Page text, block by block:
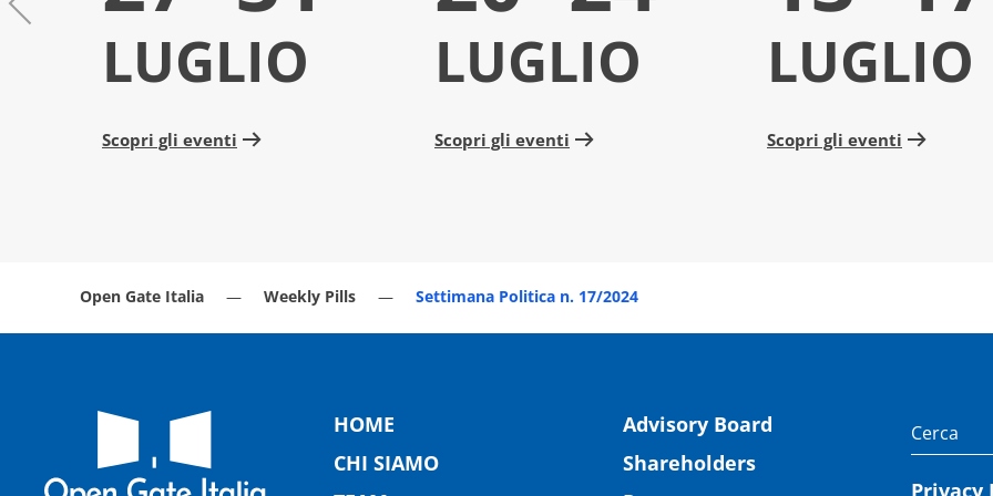
LUGLIO
Scopri gli eventi
LUGLIO
Scopri gli eventi
LUGLIO
Scopri gli eventi
Open Gate Italia Weekly Pills Settimana Politica n. 17/2024
HOME
CHI SIAMO
Advisory Board
Shareholders